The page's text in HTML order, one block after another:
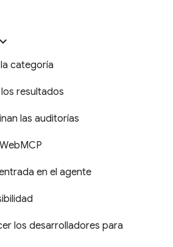
categoría
resultados
las auditorías
en el agente
los desarrolladores para